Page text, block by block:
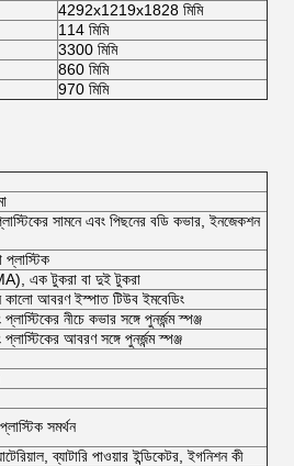
4292x1219x1828 মিমি
114 মিমি
3300 মিমি
860 মিমি
970 মিমি
প্লাস্টিকের সামনে এবং পিছনের বডি কভার, ইনজেকশন
প্লাস্টিক
এক টুকরা বা দুই টুকরা
কালো আবরণ ইস্পাত টিউব ইমবেডিং
নীচে কভার সঙ্গে পুনর্জন্ম স্পঞ্জ
আবরণ সঙ্গে পুনর্জন্ম স্পঞ্জ
সমর্থন
ব্যাটারি পাওয়ার ইন্ডিকেটর, ইগনিশন কী